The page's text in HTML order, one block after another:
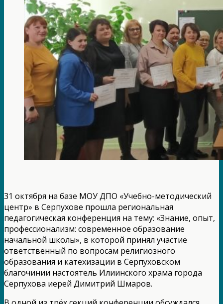
31 октября на базе МОУ ДПО «Учебно-методический
центр» в Серпухове прошла региональная
педагогическая конференция на тему: «Знание, опыт,
профессионализм: современное образование
начальной школы», в которой принял участие
ответственный по вопросам религиозного
образования и катехизации в Серпуховском
благочинии настоятель Илиинского храма города
Серпухова иерей Димитрий Шмаров.